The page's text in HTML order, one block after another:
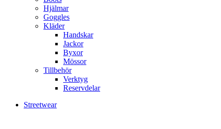
Hjälmar
Goggles
Kläder
Handskar
Jackor
Byxor
Mössor
Tillbehör
Verktyg
Reservdelar
Streetwear